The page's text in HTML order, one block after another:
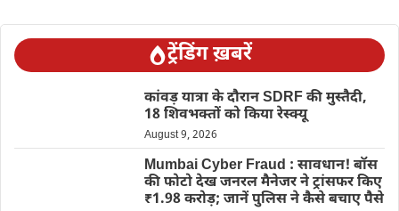
ट्रेंडिंग ख़बरें
कांवड़ यात्रा के दौरान SDRF की मुस्तैदी,
18 शिवभक्तों को किया रेस्क्यू
August 9, 2026
Mumbai Cyber Fraud : सावधान! बॉस
की फोटो देख जनरल मैनेजर ने ट्रांसफर किए
₹1.98 करोड़; जानें पुलिस ने कैसे बचाए पैसे